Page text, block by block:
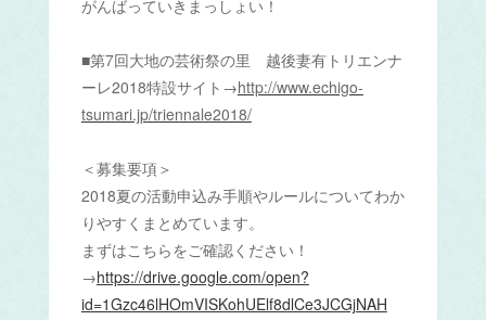
がんばっていきまっしょい！
■第7回大地の芸術祭の里 越後妻有トリエンナ
ーレ2018特設サイト→http://www.echigo-
tsumari.jp/triennale2018/
＜募集要項＞
2018夏の活動申込み手順やルールについてわか
りやすくまとめています。
まずはこちらをご確認ください！
→https://drive.google.com/open?
id=1Gzc46lHOmVISKohUElf8dlCe3JCGjNAH